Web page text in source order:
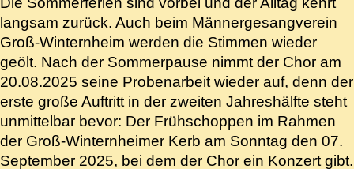
langsam zurück. Auch beim Männergesangverein
Groß-Winternheim werden die Stimmen wieder
geölt. Nach der Sommerpause nimmt der Chor am
20.08.2025 seine Probenarbeit wieder auf, denn der
erste große Auftritt in der zweiten Jahreshälfte steht
unmittelbar bevor: Der Frühschoppen im Rahmen
der Groß-Winternheimer Kerb am Sonntag den 07.
September 2025, bei dem der Chor ein Konzert gibt.